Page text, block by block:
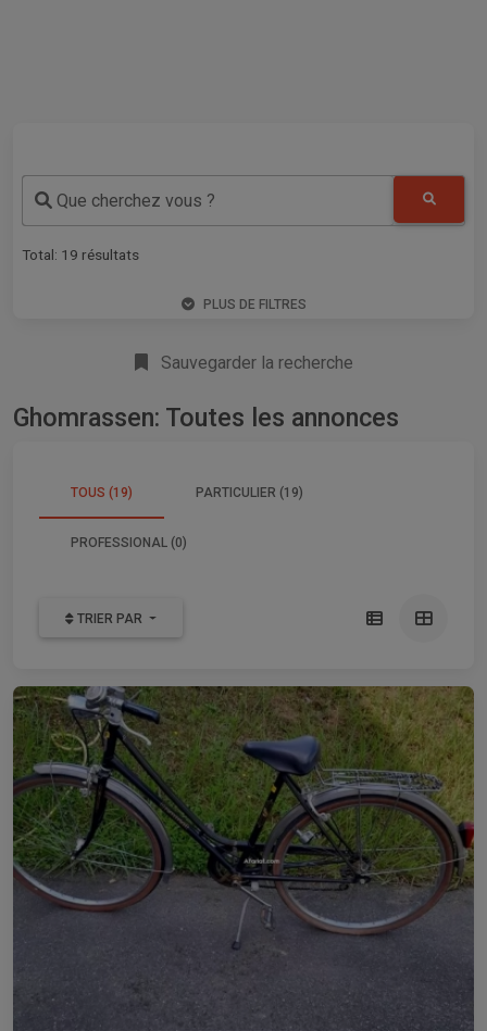
Que cherchez vous ?
Total: 19 résultats
PLUS DE FILTRES
Sauvegarder la recherche
Ghomrassen: Toutes les annonces
TOUS (19) PARTICULIER (19)
PROFESSIONAL (0)
TRIER PAR